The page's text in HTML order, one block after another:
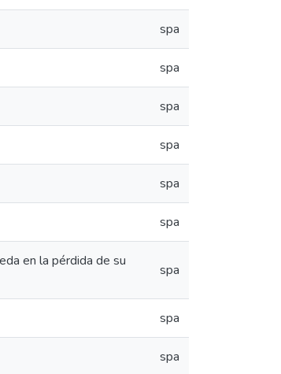
spa
spa
spa
spa
spa
spa
en la pérdida de su
spa
spa
spa